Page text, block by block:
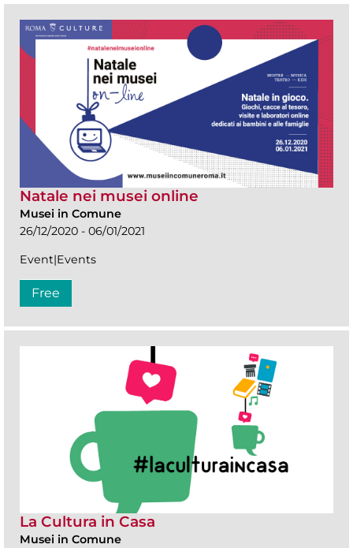
Natale nei musei online
Musei in Comune
26/12/2020 - 06/01/2021
Event|Events
Free
La Cultura in Casa
Musei in Comune